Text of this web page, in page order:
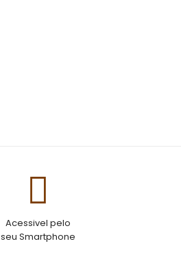
Acessivel pelo
seu Smartphone